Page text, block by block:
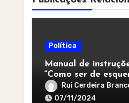
Política
Manual de
“Como ser de
pós-apocalipse”
Rui Cerdeira
07/11/2024